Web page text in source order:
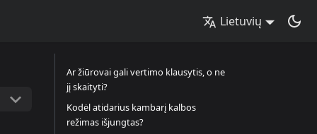
Lietuvių
Ar žiūrovai gali vertimo klausytis, o ne
jį skaityti?
Kodėl atidarius kambarį kalbos
režimas išjungtas?